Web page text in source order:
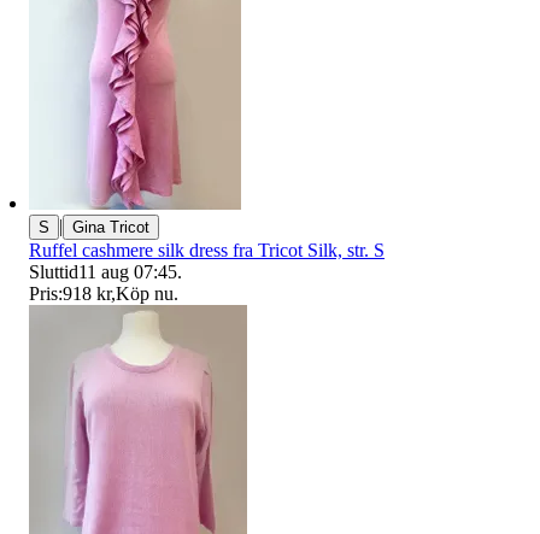
S | Gina Tricot
Ruffel cashmere silk dress fra Tricot Silk, str. S
Sluttid11 aug 07:45.
Pris:918 kr,Köp nu.